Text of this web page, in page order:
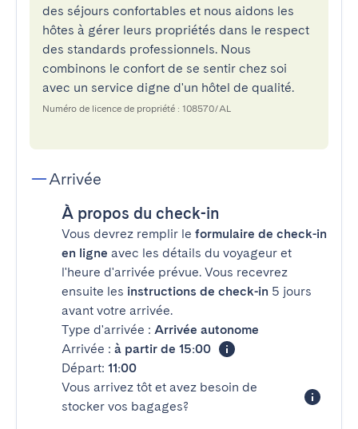
des séjours confortables et nous aidons les
hôtes à gérer leurs propriétés dans le respect
des standards professionnels. Nous
combinons le confort de se sentir chez soi
avec un service digne d'un hôtel de qualité.
Numéro de licence de propriété : 108570/AL
Arrivée
À propos du check-in
Vous devrez remplir le formulaire de check-in
en ligne avec les détails du voyageur et
l'heure d'arrivée prévue. Vous recevrez
ensuite les instructions de check-in 5 jours
avant votre arrivée.
Type d'arrivée : Arrivée autonome
Arrivée : à partir de 15:00
Départ: 11:00
Vous arrivez tôt et avez besoin de
stocker vos bagages?